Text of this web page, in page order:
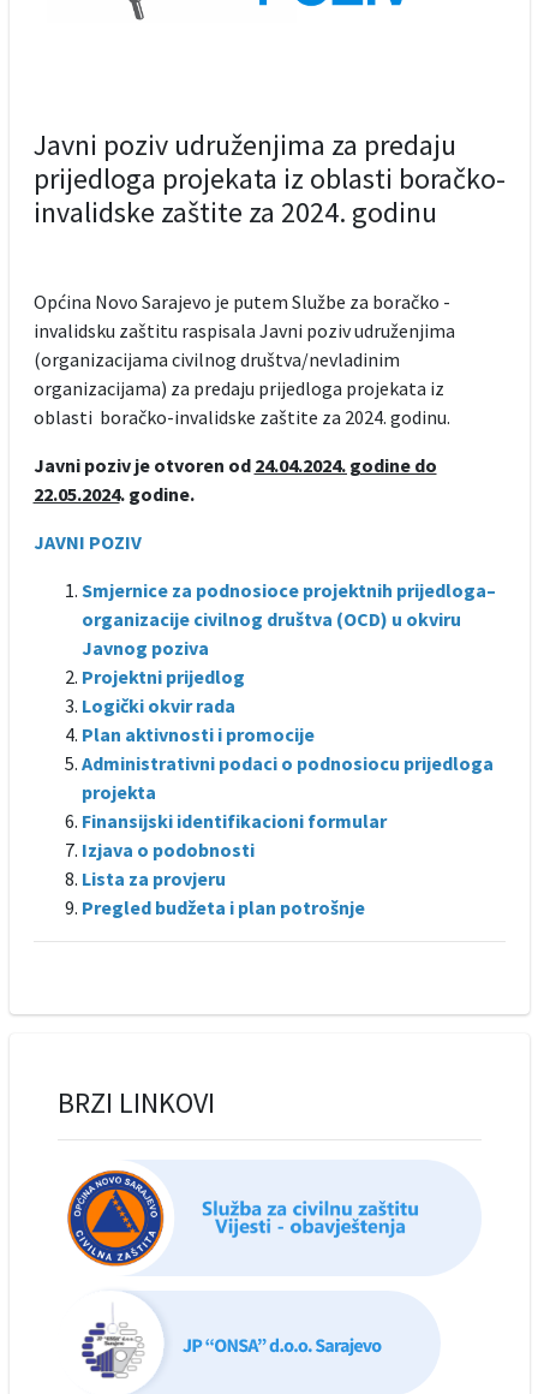
Javni poziv udruženjima za predaju
prijedloga projekata iz oblasti boračko-
invalidske zaštite za 2024. godinu
Općina Novo Sarajevo je putem Službe za boračko -
invalidsku zaštitu raspisala Javni poziv udruženjima
(organizacijama civilnog društva/nevladinim
organizacijama) za predaju prijedloga projekata iz
oblasti boračko-invalidske zaštite za 2024. godinu.
Javni poziv je otvoren od 24.04.2024. godine do
22.05.2024. godine.
JAVNI POZIV
Smjernice za podnosioce projektnih prijedloga–
organizacije civilnog društva (OCD) u okviru
Javnog poziva
Projektni prijedlog
Logički okvir rada
Plan aktivnosti i promocije
Administrativni podaci o podnosiocu prijedloga
projekta
Finansijski identifikacioni formular
Izjava o podobnosti
Lista za provjeru
Pregled budžeta i plan potrošnje
BRZI LINKOVI